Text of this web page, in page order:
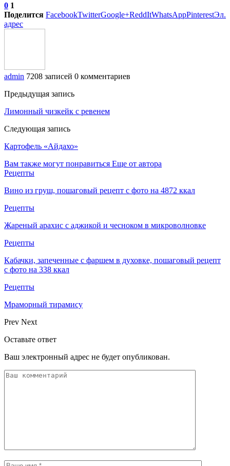
0 1
Поделится FacebookTwitterGoogle+ReddItWhatsAppPinterestЭл.
адрес
admin 7208 записей 0 комментариев
Предыдущая запись
Лимонный чизкейк с ревенем
Следующая запись
Картофель «Айдахо»
Вам также могут понравиться Еще от автора
Рецепты
Вино из груш, пошаговый рецепт с фото на 4872 ккал
Рецепты
Жареный арахис с аджикой и чесноком в микроволновке
Рецепты
Кабачки, запеченные с фаршем в духовке, пошаговый рецепт
с фото на 338 ккал
Рецепты
Мраморный тирамису
Prev Next
Оставьте ответ
Ваш электронный адрес не будет опубликован.